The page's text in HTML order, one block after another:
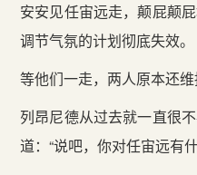
安安见任宙远走，颠屁颠
调节气氛的计划彻底失效。
等他们一走，两人原本还
列昂尼德从过去就一直很
道：“说吧，你对任宙远有